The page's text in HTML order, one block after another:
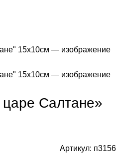
Салтане»
Артикул: п3156